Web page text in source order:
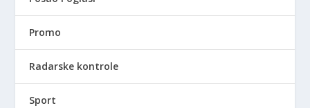
Promo
Radarske kontrole
Sport